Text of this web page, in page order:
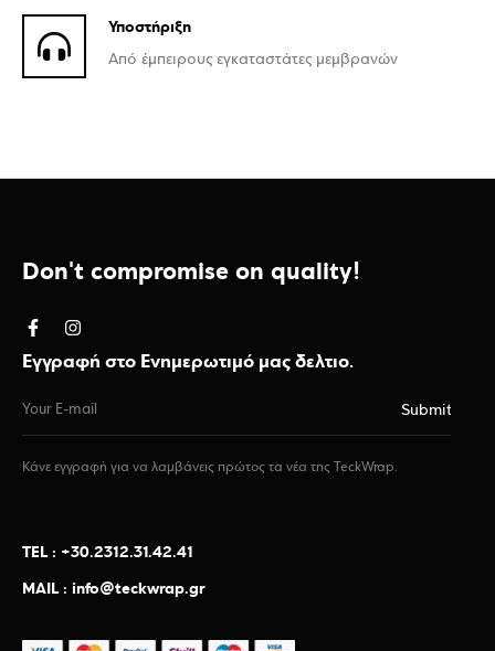
Υποστήριξη
Από έμπειρους εγκαταστάτες μεμβρανών
Don't compromise on quality!
Εγγραφή στο Ενημερωτιμό μας δελτιο.
Κάνε εγγραφή για να λαμβάνεις πρώτος τα νέα της TeckWrap.
TEL : +30.2312.31.42.41
MAIL : info@teckwrap.gr